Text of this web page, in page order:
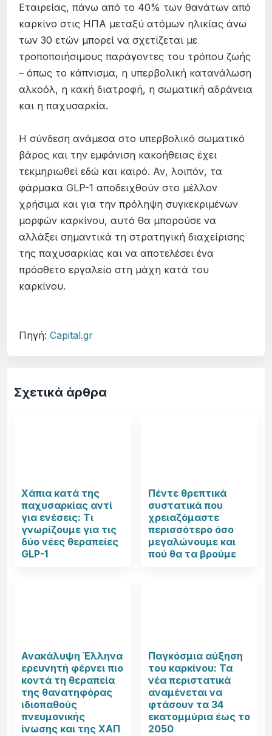
Εταιρείας, πάνω από το 40% των θανάτων από
καρκίνο στις ΗΠΑ μεταξύ ατόμων ηλικίας άνω
των 30 ετών μπορεί να σχετίζεται με
τροποποιήσιμους παράγοντες του τρόπου ζωής
– όπως το κάπνισμα, η υπερβολική κατανάλωση
αλκοόλ, η κακή διατροφή, η σωματική αδράνεια
και η παχυσαρκία.
Η σύνδεση ανάμεσα στο υπερβολικό σωματικό
βάρος και την εμφάνιση κακοήθειας έχει
τεκμηριωθεί εδώ και καιρό. Αν, λοιπόν, τα
φάρμακα GLP-1 αποδειχθούν στο μέλλον
χρήσιμα και για την πρόληψη συγκεκριμένων
μορφών καρκίνου, αυτό θα μπορούσε να
αλλάξει σημαντικά τη στρατηγική διαχείρισης
της παχυσαρκίας και να αποτελέσει ένα
πρόσθετο εργαλείο στη μάχη κατά του
καρκίνου.
Πηγή:Capital.gr
Σχετικά άρθρα
Χάπια κατά της
παχυσαρκίας αντί
για ενέσεις: Τι
γνωρίζουμε για τις
δύο νέες θεραπείες
GLP-1
Πέντε θρεπτικά
συστατικά που
χρειαζόμαστε
περισσότερο όσο
μεγαλώνουμε και
πού θα τα βρούμε
Ανακάλυψη Έλληνα
ερευνητή φέρνει πιο
κοντά τη θεραπεία
της θανατηφόρας
ιδιοπαθούς
πνευμονικής
ίνωσης και της ΧΑΠ
Παγκόσμια αύξηση
του καρκίνου: Τα
νέα περιστατικά
αναμένεται να
φτάσουν τα 34
εκατομμύρια έως το
2050